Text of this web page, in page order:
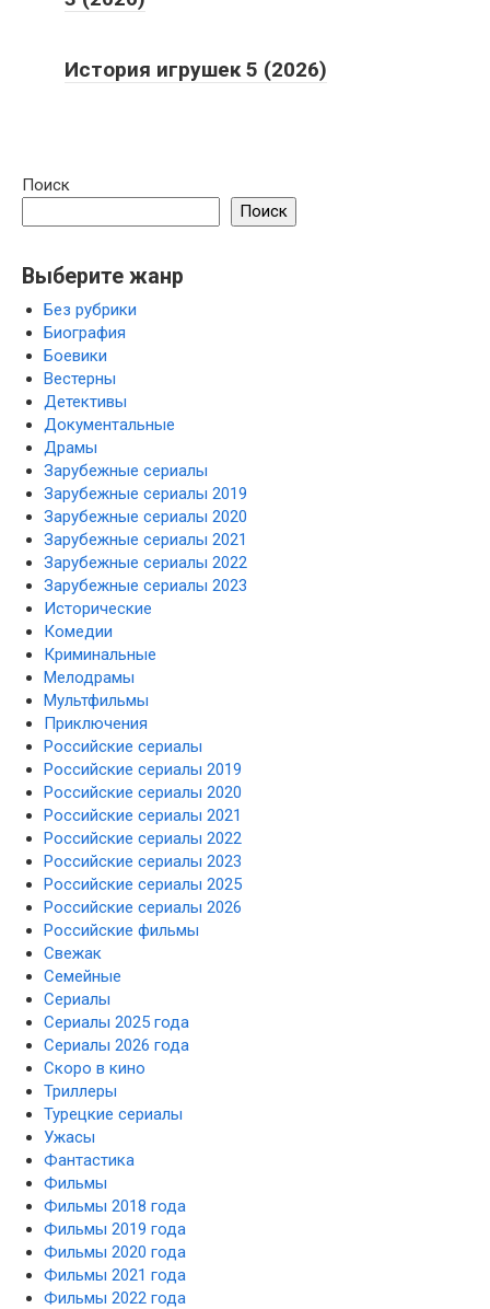
История игрушек 5 (2026)
Поиск
Поиск
Выберите жанр
Без рубрики
Биография
Боевики
Вестерны
Детективы
Документальные
Драмы
Зарубежные сериалы
Зарубежные сериалы 2019
Зарубежные сериалы 2020
Зарубежные сериалы 2021
Зарубежные сериалы 2022
Зарубежные сериалы 2023
Исторические
Комедии
Криминальные
Мелодрамы
Мультфильмы
Приключения
Российские сериалы
Российские сериалы 2019
Российские сериалы 2020
Российские сериалы 2021
Российские сериалы 2022
Российские сериалы 2023
Российские сериалы 2025
Российские сериалы 2026
Российские фильмы
Свежак
Семейные
Сериалы
Сериалы 2025 года
Сериалы 2026 года
Скоро в кино
Триллеры
Турецкие сериалы
Ужасы
Фантастика
Фильмы
Фильмы 2018 года
Фильмы 2019 года
Фильмы 2020 года
Фильмы 2021 года
Фильмы 2022 года